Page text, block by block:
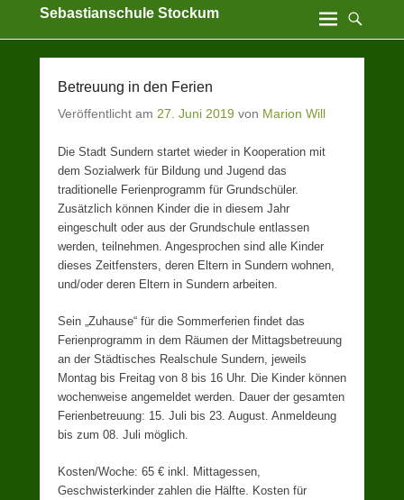
Sebastianschule Stockum
Betreuung in den Ferien
Veröffentlicht am 27. Juni 2019 von Marion Will
Die Stadt Sundern startet wieder in Kooperation mit
dem Sozialwerk für Bildung und Jugend das
traditionelle Ferienprogramm für Grundschüler.
Zusätzlich können Kinder die in diesem Jahr
eingeschult oder aus der Grundschule entlassen
werden, teilnehmen. Angesprochen sind alle Kinder
dieses Zeitfensters, deren Eltern in Sundern wohnen,
und/oder deren Eltern in Sundern arbeiten.
Sein „Zuhause“ für die Sommerferien findet das
Ferienprogramm in dem Räumen der Mittagsbetreuung
an der Städtisches Realschule Sundern, jeweils
Montag bis Freitag von 8 bis 16 Uhr. Die Kinder können
wochenweise angemeldet werden. Dauer der gesamten
Ferienbetreuung: 15. Juli bis 23. August. Anmeldeung
bis zum 08. Juli möglich.
Kosten/Woche: 65 € inkl. Mittagessen,
Geschwisterkinder zahlen die Hälfte. Kosten für